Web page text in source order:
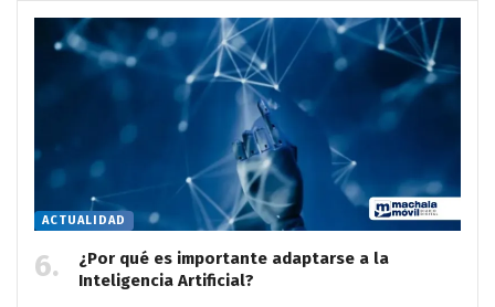
ACTUALIDAD
¿Por qué es importante adaptarse a la
Inteligencia Artificial?